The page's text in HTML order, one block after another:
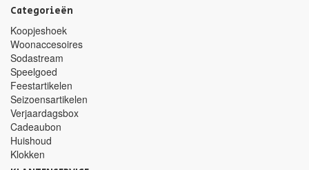
Categorieën
Koopjeshoek
Woonaccesoires
Sodastream
Speelgoed
Feestartikelen
Seizoensartikelen
Verjaardagsbox
Cadeaubon
Huishoud
Klokken